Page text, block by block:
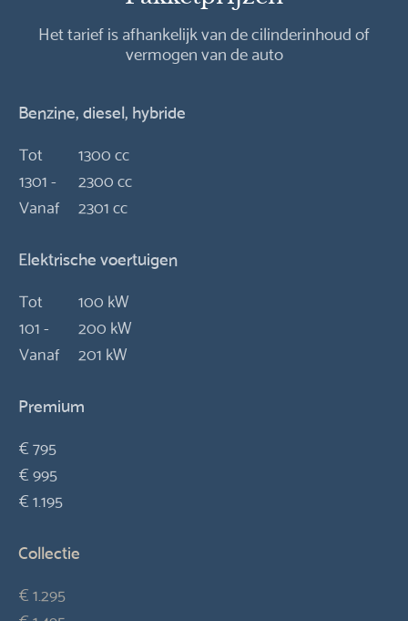
Het tarief is afhankelijk van de cilinderinhoud of
vermogen van de auto
Benzine, diesel, hybride
Tot
1300 cc
1301 -
2300 cc
Vanaf
2301 cc
Elektrische voertuigen
Tot
100 kW
101 -
200 kW
Vanaf
201 kW
Premium
€ 795
€ 995
€ 1.195
Collectie
€ 1.295